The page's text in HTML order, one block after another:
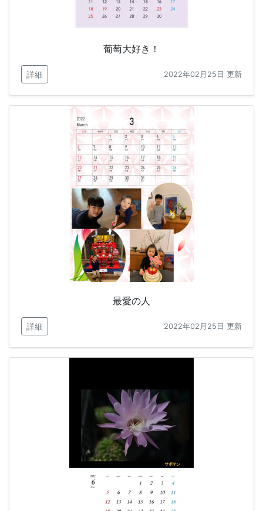
葡萄大好き！
詳細 2022年02月25日 更新
最愛の人
詳細 2022年02月25日 更新